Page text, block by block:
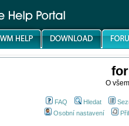
O
FAQ Hledat
Osobní nastavení